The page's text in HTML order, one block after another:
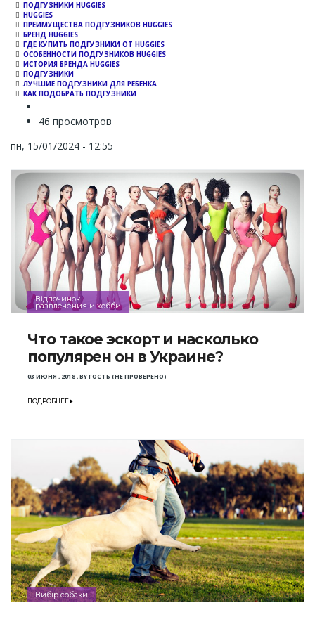
ПОДГУЗНИКИ HUGGIES
HUGGIES
ПРЕИМУЩЕСТВА ПОДГУЗНИКОВ HUGGIES
БРЕНД HUGGIES
ГДЕ КУПИТЬ ПОДГУЗНИКИ ОТ HUGGIES
ОСОБЕННОСТИ ПОДГУЗНИКОВ HUGGIES
ИСТОРИЯ БРЕНДА HUGGIES
ПОДГУЗНИКИ
ЛУЧШИЕ ПОДГУЗНИКИ ДЛЯ РЕБЕНКА
КАК ПОДОБРАТЬ ПОДГУЗНИКИ
46 просмотров
пн, 15/01/2024 - 12:55
Відпочинок
развлечения и хобби
Что такое эскорт и насколько
популярен он в Украине?
03 ИЮНЯ , 2018,BYГОСТЬ (НЕ ПРОВЕРЕНО)
ПОДРОБНЕЕ
Вибір собаки